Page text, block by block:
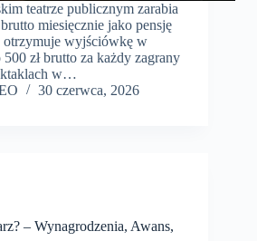
teatrze publicznym zarabia
miesięcznie jako pensję
otrzymuje wyjściówkę w
zł brutto za każdy zagrany
w…
30 czerwca, 2026
– Wynagrodzenia, Awans,